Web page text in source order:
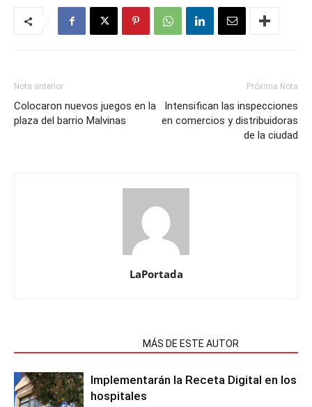
Nota anterior
Colocaron nuevos juegos en la
plaza del barrio Malvinas
Próxima Nota
Intensifican las inspecciones
en comercios y distribuidoras
de la ciudad
LaPortada
MÁS DE ESTE AUTOR
Implementarán la Receta Digital en los
hospitales